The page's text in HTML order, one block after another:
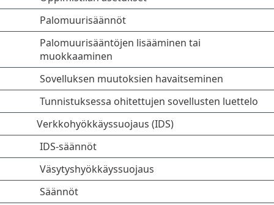
Palomuurisäännöt
Palomuurisääntöjen lisääminen tai
muokkaaminen
Sovelluksen muutoksien havaitseminen
Tunnistuksessa ohitettujen sovellusten luettelo
Verkkohyökkäyssuojaus (IDS)
IDS-säännöt
Väsytyshyökkäyssuojaus
Säännöt